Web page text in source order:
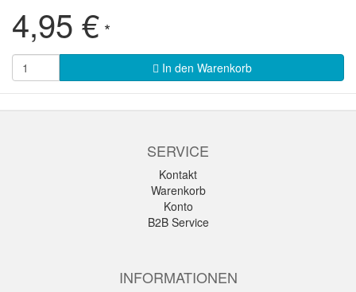
4,95 € *
In den Warenkorb
SERVICE
Kontakt
Warenkorb
Konto
B2B Service
INFORMATIONEN